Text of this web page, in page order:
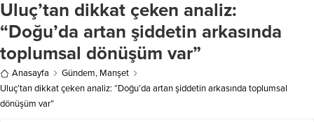
Uluç’tan dikkat çeken analiz:
“Doğu’da artan şiddetin arkasında
toplumsal dönüşüm var”
Anasayfa Gündem, Manşet
Uluç’tan dikkat çeken analiz: “Doğu’da artan şiddetin arkasında toplumsal
dönüşüm var”